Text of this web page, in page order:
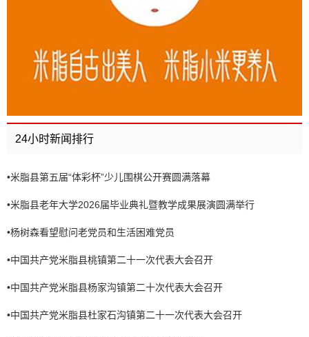
24小时新闻排行
•米脂县第五届“体彩杯”少儿围棋公开赛圆满落幕
•米脂县老年大学2026届毕业典礼暨教学成果展演圆满举行
•杨树森看望慰问老党员和生活困难党员
•中国共产党米脂县桃镇第二十一次代表大会召开
•中国共产党米脂县杨家沟镇第二十次代表大会召开
•中国共产党米脂县杜家石沟镇第二十一次代表大会召开